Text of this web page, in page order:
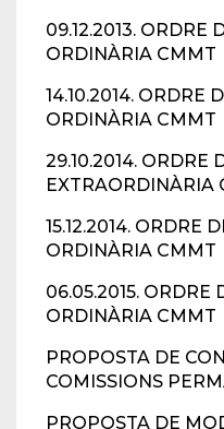
09.12.2013. ORDRE
ORDINÀRIA CMMT
14.10.2014. ORDRE
ORDINÀRIA CMMT
29.10.2014. ORDRE
EXTRAORDINÀRIA
15.12.2014. ORDRE
ORDINÀRIA CMMT
06.05.2015. ORDRE
ORDINÀRIA CMMT
PROPOSTA DE
COMISSIONS
PROPOSTA DE